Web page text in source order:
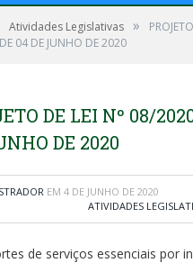
Atividades Legislativas »
04 DE JUNHO DE 2020
DE LEI Nº 08/
DE 2020
EM 4 DE JUNHO DE 2020
ATIVIDADES
de serviços essenciais por